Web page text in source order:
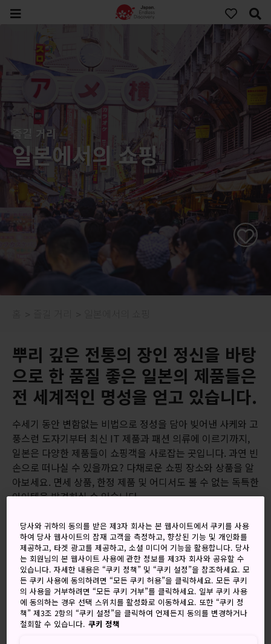
즐길 거리
일본에서의 쇼핑
뿌리 깊은 전통의 장인 정신을 바탕
으로 한 품질 좋은 일본의 제품들은
전 세계적인 명성을 얻고 있습니다.
수세기 동안 변함없는 비법으로 정성을 담아 빚어낸 사케와 고
풍스런 도자기부터 최신 IT 제품과 패션 의류에 이르기까지,
일본은 다양한 제품들이 쇼핑객을 사로잡는 곳입니다. 과연 빈
손으로 떠나실 수 있을까요? 다채로운 쇼핑 장소와 상품을 알
아보세요. 면세 상품, 한정 제품 및 어디서도 볼 수 없는 독특한
아이템을 발견하실 수 있습니다.
참조 링크
Advice for shoppers in Japan
Useful Shopping Information
당사와 귀하의 동의를 받은 제3자 회사는 본 웹사이트에서 쿠키를 사용
하여 당사 웹사이트의 잠재 고객을 측정하고, 향상된 기능 및 개인화를
제공하고, 타겟 광고를 제공하고, 소셜 미디어 기능을 활용합니다. 당사
는 회원님의 본 웹사이트 사용에 관한 정보를 제3자 회사와 공유할 수
있습니다. 자세한 내용은 “쿠키 정책” 및 “쿠키 설정”을 참조하세요. 모
든 쿠키 사용에 동의하려면 “모든 쿠키 허용”을 클릭하세요. 모든 쿠키
의 사용을 거부하려면 “모든 쿠키 거부”를 클릭하세요. 일부 쿠키 사용
에 동의하는 경우 선택 스위치를 활성화로 이동하세요. 또한 “쿠키 정
책” 제3조 2항의 “쿠키 설정”을 클릭하여 언제든지 동의를 변경하거나
철회할 수 있습니다. 쿠키 정책